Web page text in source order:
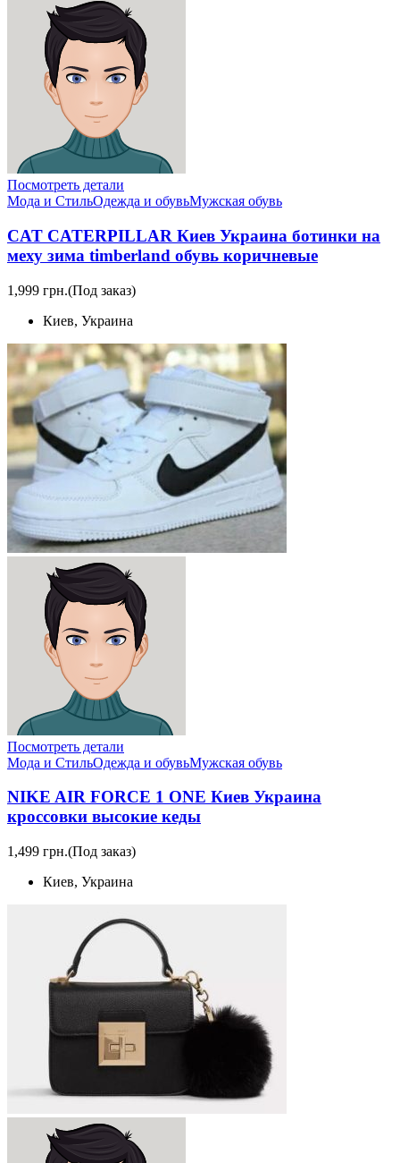
Посмотреть детали
Мода и СтильОдежда и обувьМужская обувь
CAT CATERPILLAR Киев Украина ботинки на
меху зима timberland обувь коричневые
1,999 грн.(Под заказ)
Киев, Украина
Посмотреть детали
Мода и СтильОдежда и обувьМужская обувь
NIKE AIR FORCE 1 ONE Киев Украина
кроссовки высокие кеды
1,499 грн.(Под заказ)
Киев, Украина